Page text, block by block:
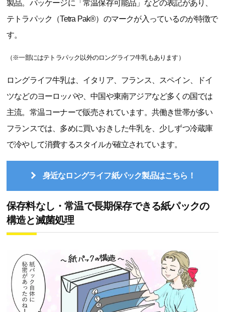
製品。パッケージに「常温保存可能品」などの表記があり、
テトラパック（Tetra Pak®）のマークが入っているのが特徴で
す。
（※一部にはテトラパック以外のロングライフ牛乳もあります）
ロングライフ牛乳は、イタリア、フランス、スペイン、ドイ
ツなどのヨーロッパや、中国や東南アジアなど多くの国では
主流。常温コーナーで販売されています。共働き世帯が多い
フランスでは、多めに買いおきした牛乳を、少しずつ冷蔵庫
で冷やして消費するスタイルが確立されています。
身近なロングライフ紙パック製品はこちら！
保存料なし・常温で長期保存できる紙パックの
構造と滅菌処理